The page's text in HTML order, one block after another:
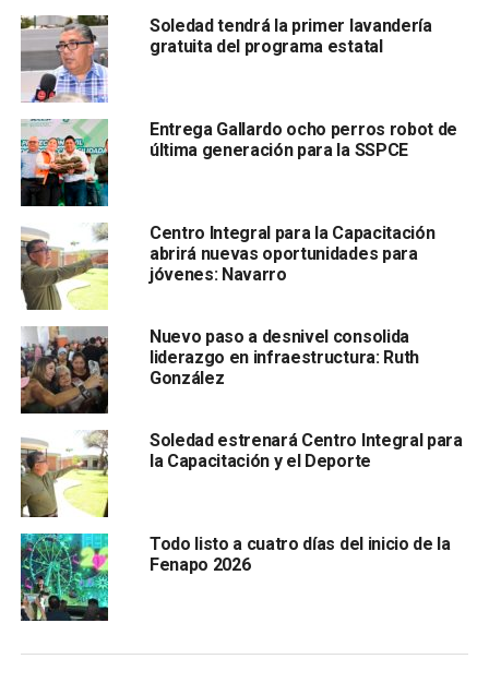
led.
En la colonia Niños Héroes los vecinos agradecieron al
recibir la rehabilitación de 10 calles que meses atrás aun
eran terracería y lodo. El edil reconoció el interés del
mandatario Estatal,Ricardo Gallardo Cardona, por seguir
trayendo a Soledad obras magnas y de gran impacto
social
Navarro Muñiz destacó que estas obras representan un
cambio profundo para la colonia, al eliminar las
problemáticas de inundaciones por aguas negras y
garantizar calidad de vida a quienes por años esperaron
ser escuchados.
La transformación también incluye la instalación de
alumbrado público tipo LED, que ofrece mayor seguridad,
armonía y confianza a quienes transitan por estas calles.
Soledad tendrá la primer lavandería
gratuita del programa estatal
Entrega Gallardo ocho perros robot de
última generación para la SSPCE
Centro Integral para la Capacitación
abrirá nuevas oportunidades para
jóvenes: Navarro
Nuevo paso a desnivel consolida
liderazgo en infraestructura: Ruth
González
Soledad estrenará Centro Integral para
la Capacitación y el Deporte
Todo listo a cuatro días del inicio de la
Fenapo 2026